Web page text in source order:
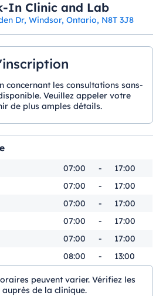
In Clinic and Lab
Dr, Windsor, Ontario, N8T 3J8
concernant les consultations sans-
Veuillez appeler votre
de plus amples détails.
07:00 -
17:00
07:00 -
17:00
07:00 -
17:00
07:00 -
17:00
07:00 -
17:00
08:00 - 13:00
peuvent varier. Vérifiez les
de la clinique.